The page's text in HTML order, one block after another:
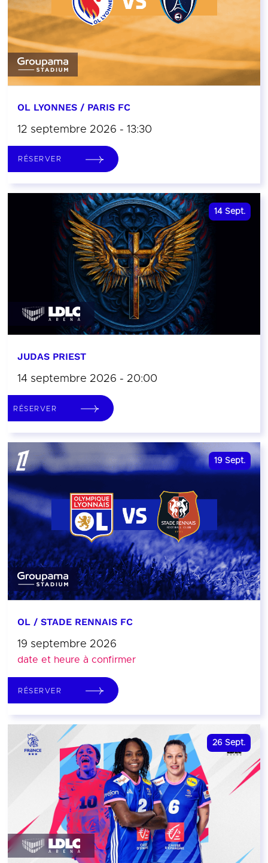
OL LYONNES / PARIS FC
12 septembre 2026 - 13:30
RÉSERVER
14 Sept.
JUDAS PRIEST
14 septembre 2026 - 20:00
RÉSERVER
19 Sept.
OL / STADE RENNAIS FC
19 septembre 2026
date et heure à confirmer
RÉSERVER
26 Sept.